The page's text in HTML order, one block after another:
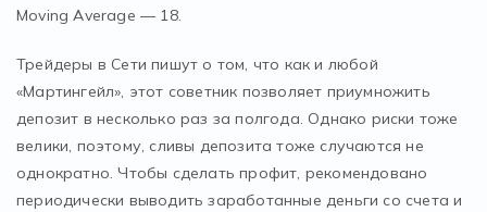
Moving Average — 18.
Трейдеры в Сети пишут о том, что как и любой
«Мартингейл», этот советник позволяет приумножить
депозит в несколько раз за полгода. Однако риски тоже
велики, поэтому, сливы депозита тоже случаются не
однократно. Чтобы сделать профит, рекомендовано
периодически выводить заработанные деньги со счета и